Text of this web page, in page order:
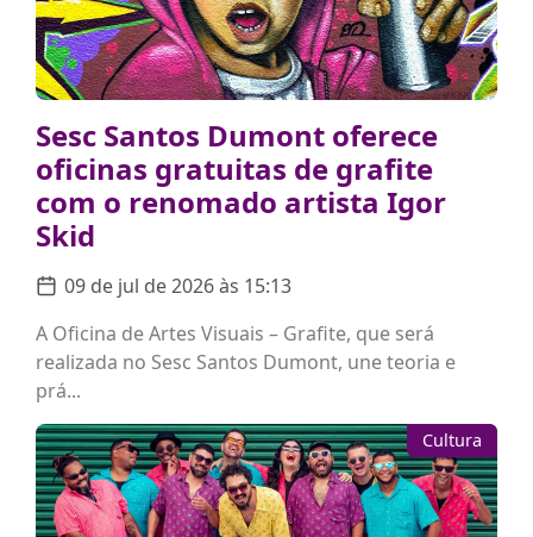
Sesc Santos Dumont oferece
oficinas gratuitas de grafite
com o renomado artista Igor
Skid
09 de jul de 2026 às 15:13
A Oficina de Artes Visuais – Grafite, que será
realizada no Sesc Santos Dumont, une teoria e
prá...
Cultura